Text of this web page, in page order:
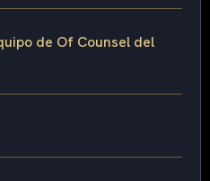
de Of Counsel del